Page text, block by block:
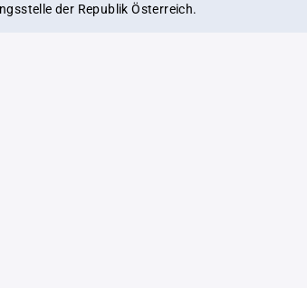
der Republik Österreich.